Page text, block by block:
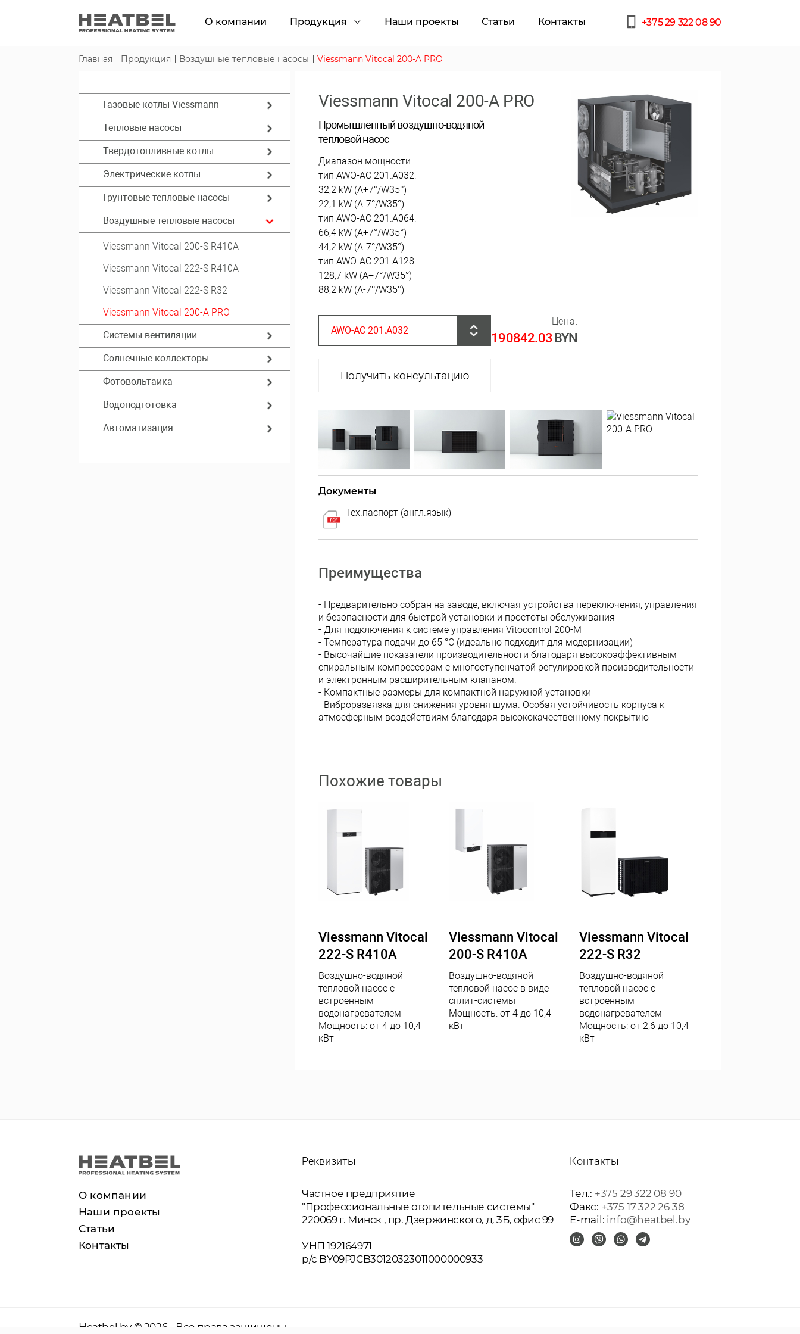
О компании Продукция Наши проекты Статьи Контакты +375 29 322 08 90
Главная Продукция Воздушные тепловые насосы Viessmann Vitocal 200-A PRO
Газовые котлы Viessmann
Тепловые насосы
Твердотопливные котлы
Электрические котлы
Грунтовые тепловые насосы
Воздушные тепловые насосы
Viessmann Vitocal 200-S R410A
Viessmann Vitocal 222-S R410A
Viessmann Vitocal 222-S R32
Viessmann Vitocal 200-A PRO
Системы вентиляции
Солнечные коллекторы
Фотовольтаика
Водоподготовка
Автоматизация
Viessmann Vitocal 200-A PRO
Промышленный воздушно-водяной
тепловой насос
Диапазон мощности:
тип AWO-AC 201.A032:
32,2 kW (A+7°/W35°)
22,1 kW (A-7°/W35°)
тип AWO-AC 201.A064:
66,4 kW (A+7°/W35°)
44,2 kW (A-7°/W35°)
тип AWO-AC 201.A128:
128,7 kW (A+7°/W35°)
88,2 kW (A-7°/W35°)
AWO-AC 201.A032
Цена:
190842.03BYN
Получить консультацию
Документы
Тех.паспорт (англ.язык)
Преимущества
- Предварительно собран на заводе, включая устройства переключения, управления
и безопасности для быстрой установки и простоты обслуживания
- Для подключения к системе управления Vitocontrol 200-M
- Температура подачи до 65 °C (идеально подходит для модернизации)
- Высочайшие показатели производительности благодаря высокоэффективным
спиральным компрессорам с многоступенчатой ​​регулировкой производительности
и электронным расширительным клапаном.
- Компактные размеры для компактной наружной установки
- Виброразвязка для снижения уровня шума. Особая устойчивость корпуса к
атмосферным воздействиям благодаря высококачественному покрытию
Похожие товары
Viessmann Vitocal
222-S R410A
Воздушно-водяной
тепловой насос с
встроенным
водонагревателем
Мощность: от 4 до 10,4
кВт
Viessmann Vitocal
200-S R410A
Воздушно-водяной
тепловой насос в виде
сплит-системы
Мощность: от 4 до 10,4
кВт
Viessmann Vitocal
222-S R32
Воздушно-водяной
тепловой насос с
встроенным
водонагревателем
Мощность: от 2,6 до 10,4
кВт
О компании
Наши проекты
Статьи
Контакты
Реквизиты
Частное предприятие
"Профессиональные отопительные системы"
220069 г. Минск , пр. Дзержинского, д. 3Б, офис 99
УНП 192164971
р/с BY09PJCB30120323011000000933
Контакты
Тел.: +375 29 322 08 90
Факс: +375 17 322 26 38
E-mail: info@heatbel.by
Heatbel.by © 2026 - Все права защищены